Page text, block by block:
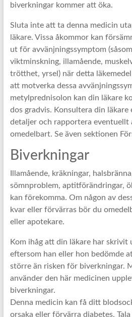
biverkningar kommer att öka.
Sluta inte att ta denna medicin
läkare. Vissa åkommor kan
ut för avvänjningssymptom
viktminskning, illamående,
trötthet, yrsel) när detta
att motverka dessa
metylprednisolon kan din läkare
dos gradvis. Konsultera din
detaljer och rapportera eventuellt
omedelbart. Se även sektionen
Biverkningar
Illamående, kräkningar,
sömnproblem, aptitförändringar,
kan förekomma. Om någon av
kvar eller förvärras bör du
eller apotekare.
Kom ihåg att din läkare har skrivit
eftersom han eller hon bedömde
större än risken för biverkningar.
använder den här medicinen
biverkningar.
Denna medicin kan få ditt
orsaka eller förvärra diabetes.